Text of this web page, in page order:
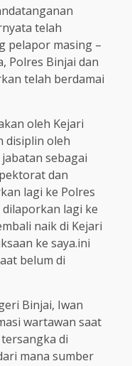
telah
pelapor masing –
Polres Binjai dan
telah berdamai
oleh Kejari
disiplin oleh
sebagai
dan
lagi ke Polres
dilaporkan lagi ke
naik di Kejari
ke saya.ini
belum di
Binjai, Iwan
wartawan saat
di
mana sumber